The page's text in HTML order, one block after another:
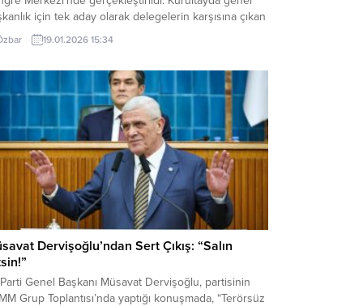
için tek aday olarak delegelerin karşısına çıkan
Dervişoğlu, oy kullanan 1180 delegenin
desteğini alarak ikinci kez genel başkanlığa
“Adaletin vakti geldi” ve “Eşitlik vakti geldi”
yer aldığı...
19.01.2026 15:34
Dervişoğlu’ndan Sert Çıkış: “Salın
Genel Başkanı Müsavat Dervişoğlu, partisinin
Grup Toplantısı’nda yaptığı konuşmada, “Terörsüz